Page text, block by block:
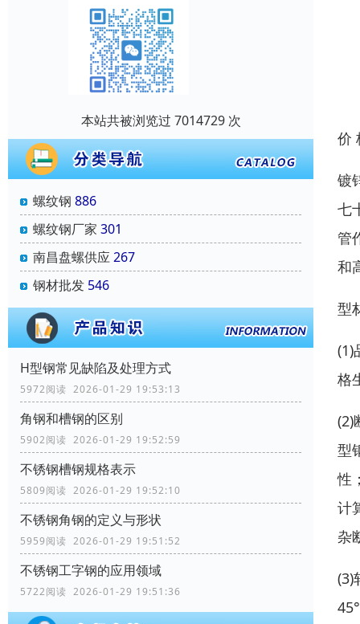
本站共被浏览过 7014729 次
螺纹钢 886
螺纹钢厂家 301
南昌盘螺供应267
钢材批发 546
H型钢常见缺陷及处理方式
5972阅读 2026-01-29 19:53:13
角钢和槽钢的区别
5902阅读 2026-01-29 19:52:59
不锈钢槽钢规格表示
5809阅读 2026-01-29 19:52:10
不锈钢角钢的定义与形状
5959阅读 2026-01-29 19:51:52
不锈钢工字钢的应用领域
5722阅读 2026-01-29 19:51:36
价
镀
七
管
和
型
(1)
格
(2)
型
性
计
杂
(3)